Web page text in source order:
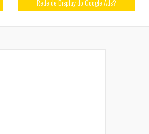
Rede de Display do Google Ads?